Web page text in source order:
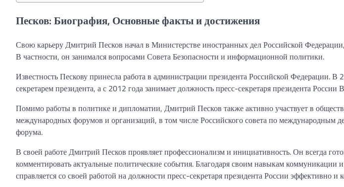
Песков: Биография, Основные факты и достижения
Свою карьеру Дмитрий Песков начал в Министерстве иностранных дел Российской
В частности, он занимался вопросами Совета Безопасности и информационной политики.
Известность Пескову принесла работа в администрации президента Российской Федерации. В
секретарем президента, а с 2012 года занимает должность пресс-секретаря президента
Помимо работы в политике и дипломатии, Дмитрий Песков также активно участвует в
международных форумов и организаций, в том числе Российского совета по международным
форума.
В своей работе Дмитрий Песков проявляет профессионализм и инициативность. Он всегда
комментировать актуальные политические события. Благодаря своим навыкам коммуникации
справляется со своей работой на должности пресс-секретаря президента России эффективно и